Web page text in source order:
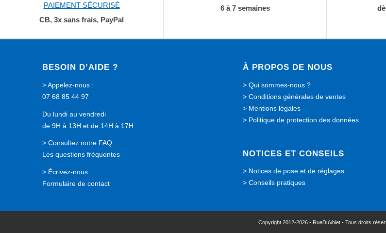
PAIEMENT SÉCURISÉ
CB, 3x sans frais, PayPal
6 à 7 semaines
BESOIN D’AIDE ?
> Appelez-nous :
07 68 85 44 97
Du lundi au vendredi
de 9H à 13H et de 14H à 17H
> Consultez notre FAQ :
Les questions fréquentes
> Écrivez-nous :
Formulaire de contact
À PROPOS DE NOUS
>Qui sommes-nous ?
>Conditions générales de ventes
> Mentions légales
> Politique de protection des données
NOTICES ET CONSEILS
> Notices de pose et de réglages
>Conseils pratiques
Copyright 2012-2026 - RueDuVolet - Tous droits